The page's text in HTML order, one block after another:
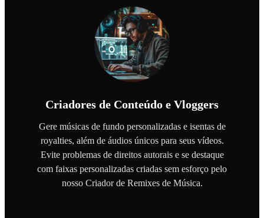
Criadores de Conteúdo e Vloggers
Gere músicas de fundo personalizadas e isentas de
royalties, além de áudios únicos para seus vídeos.
Evite problemas de direitos autorais e se destaque
com faixas personalizadas criadas sem esforço pelo
nosso Criador de Remixes de Música.